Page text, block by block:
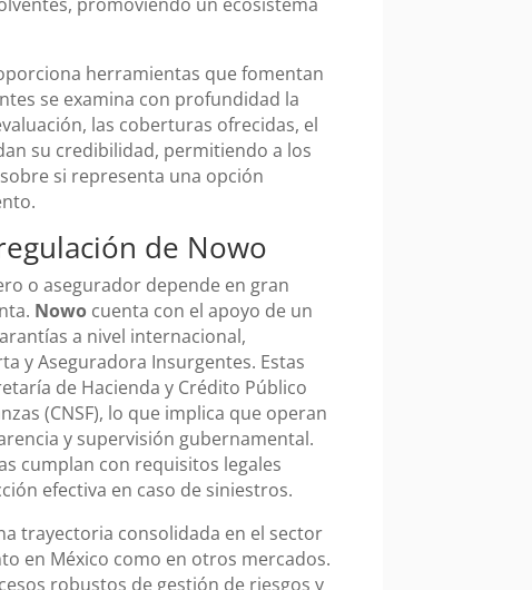
herramientas que fomentan
se examina con profundidad la
las coberturas ofrecidas, el
su credibilidad, permitiendo a los
si representa una opción
de Nowo
o asegurador depende en gran
Nowo cuenta con el apoyo de un
a nivel internacional,
y Aseguradora Insurgentes. Estas
de Hacienda y Crédito Público
(CNSF), lo que implica que operan
y supervisión gubernamental.
cumplan con requisitos legales
efectiva en caso de siniestros.
trayectoria consolidada en el sector
en México como en otros mercados.
robustos de gestión de riesgos y